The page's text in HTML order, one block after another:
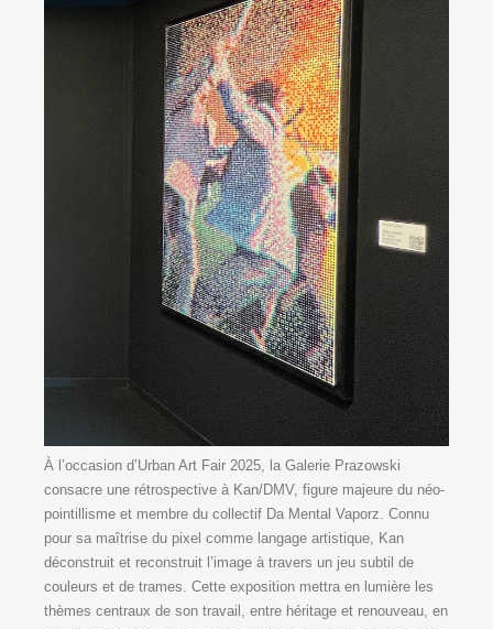
À l’occasion d’Urban Art Fair 2025, la Galerie Prazowski
consacre une rétrospective à Kan/DMV, figure majeure du néo-
pointillisme et membre du collectif Da Mental Vaporz. Connu
pour sa maîtrise du pixel comme langage artistique, Kan
déconstruit et reconstruit l’image à travers un jeu subtil de
couleurs et de trames. Cette exposition mettra en lumière les
thèmes centraux de son travail, entre héritage et renouveau, en